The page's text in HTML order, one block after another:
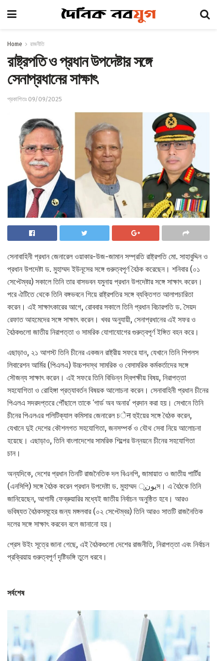
Home রাজনীতি
রাষ্ট্রপতি ও প্রধান উপদেষ্টার সঙ্গে
সেনাপ্রধানের সাক্ষাৎ
প্রকাশিতঃ 09/09/2025
সেনাবাহিনী প্রধান জেনারেল ওয়াকার-উজ-জামান সম্প্রতি রাষ্ট্রপতি মো. সাহাবুদ্দিন ও
প্রধান উপদেষ্টা ড. মুহাম্মদ ইউনূসের সঙ্গে গুরুত্বপূর্ণ বৈঠক করেছেন। শনিবার (০১
সেপ্টেম্বর) সকালে তিনি তার বাসভবন যমুনায় প্রধান উপদেষ্টার সঙ্গে সাক্ষাৎ করেন।
পরে ঐটিতে থেকে তিনি বঙ্গভবনে গিয়ে রাষ্ট্রপতির সঙ্গে ব্যক্তিগত আলাপচারিতা
করেন। এই সাক্ষাৎকারের আগে, রোববার সকালে তিনি প্রধান বিচারপতি ড. সৈয়দ
রেফাত আহমেদের সঙ্গে সাক্ষাৎ করেন। খবর অনুযায়ী, সেনাপ্রধানের এই সফর ও
বৈঠকগুলো জাতীয় নিরাপত্তা ও সামরিক যোগাযোগের গুরুত্বপূর্ণ ইঙ্গিত বহন করে।
এছাড়াও, ২১ আগস্ট তিনি চীনের একজন রাষ্ট্রীয় সফরে যান, যেখানে তিনি পিপলস
লিবারেশন আর্মির (পিএলএ) উচ্চপদস্থ সামরিক ও বেসামরিক কর্মকর্তাদের সঙ্গে
সৌজন্য সাক্ষাৎ করেন। এই সফরে তিনি বিভিন্ন দ্বিপক্ষীয় বিষয়, নিরাপত্তা
সহযোগিতা ও রোহিঙ্গা প্রত্যাবর্তন বিষয়ক আলোচনা করেন। সেনাবাহিনী প্রধান চীনের
পিএলএ সদরদপ্তরে পৌঁছালে তাকে ‘গার্ড অব অনার’ প্রদান করা হয়। সেখানে তিনি
চীনের পিএলএর পলিটিক্যাল কমিসার জেনারেল চेन হুইয়ের সঙ্গে বৈঠক করেন,
যেখানে দুই দেশের কৌশলগত সহযোগিতা, জনসম্পর্ক ও যৌথ সেবা নিয়ে আলোচনা
হয়েছে। এছাড়াও, তিনি বাংলাদেশের সামরিক শিল্পের উন্নয়নে চীনের সহযোগিতা
চান।
অন্যদিকে, দেশের প্রধান তিনটি রাজনৈতিক দল বিএনপি, জামায়াত ও জাতীয় পার্টির
(এনসিপি) সঙ্গে বৈঠক করেন প্রধান উপদেষ্টা ড. মুহাম্মদ یونূস। এ বৈঠকে তিনি
জানিয়েছেন, আগামী ফেব্রুয়ারির মধ্যেই জাতীয় নির্বাচন অনুষ্ঠিত হবে। আরও
ভবিষ্যত বৈঠকসমূহের জন্য মঙ্গলবার (০২ সেপ্টেম্বর) তিনি আরও সাতটি রাজনৈতিক
দলের সঙ্গে সাক্ষাৎ করবেন বলে জানানো হয়।
প্রেস উইং সূত্রে জানা গেছে, এই বৈঠকগুলো দেশের রাজনীতি, নিরাপত্তা এবং নির্বাচন
প্রক্রিয়ায় গুরুত্বপূর্ণ দৃষ্টিভঙ্গি তুলে ধরবে।
সর্বশেষ